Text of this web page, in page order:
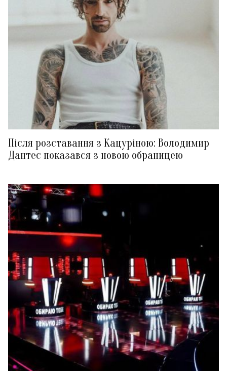
Після розставання з Кацуріною: Володимир
Дантес показався з новою обраницею